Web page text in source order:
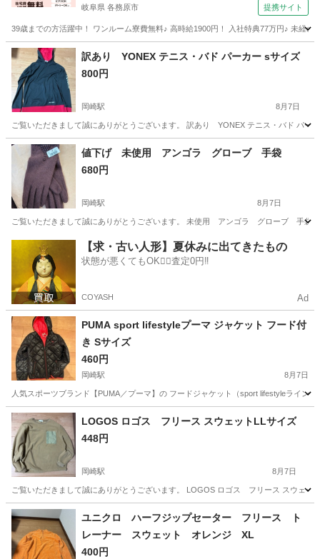
岐阜県 各務原市 提携サイト
39歳までの方活躍中！ ワンルーム寮費無料♪ 高時給1900円！ 入社特典77万円♪ 未経
岐阜 各務原市 その他
訳あり YONEX テニス・バド パーカー sサイズ
800円
岡崎駅 8月7日
ご覧いただきまして誠にありがとうございます。 訳あり YONEX テニス・バド パー
愛知 岡崎市 岡崎駅 パーカー YONEX
値下げ 未使用 アンゴラ グローブ 手袋
680円
岡崎駅 8月7日
ご覧いただきまして誠にありがとうございます。 未使用 アンゴラ グローブ 手袋
岡崎駅 小物 アンゴラ
【求・古い人形】夏休みに出てきたもの
状態が悪くてもOK🙆‍♀️査定0円‼️
COYASH Ad
PUMA sport lifestyleプーマ ジャケット フード付
き Sサイズ
460円
岡崎駅 8月7日
人気スポーツブランド【PUMA／プーマ】の フードジャケット（sport lifestyleライン
愛知 岡崎市 ジャケット
LOGOS ロゴス フリース スウェットLLサイズ
448円
岡崎駅 8月7日
ご覧いただきまして誠にありがとうございます。 LOGOS ロゴス フリース スウェッ
愛知 岡崎市 岡崎駅 トレーナー LOGOS
ユニクロ ハーフジップセーター フリース ト
レーナー スウェット オレンジ XL
400円